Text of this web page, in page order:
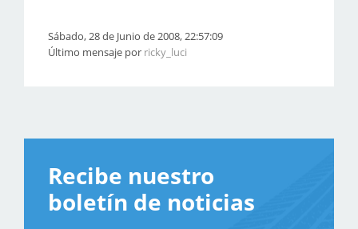
Sábado, 28 de Junio de 2008, 22:57:09
Último mensaje por ricky_luci
Recibe nuestro
boletín de noticias